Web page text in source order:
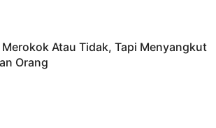
Atau Tidak, Tapi Menyangkut
Orang